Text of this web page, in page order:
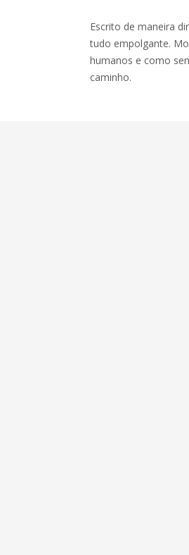
Escrito de maneira
tudo empolgante.
humanos e como
caminho.